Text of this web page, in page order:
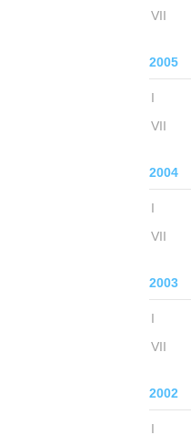
VII
2005
I
VII
2004
I
VII
2003
I
VII
2002
I